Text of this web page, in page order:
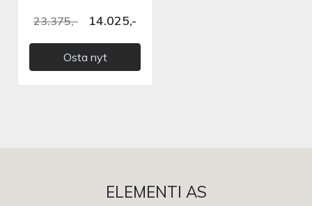
23.375,- 14.025,-
Osta nyt
ELEMENTI AS